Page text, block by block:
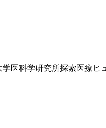
医科学研究所探索医療